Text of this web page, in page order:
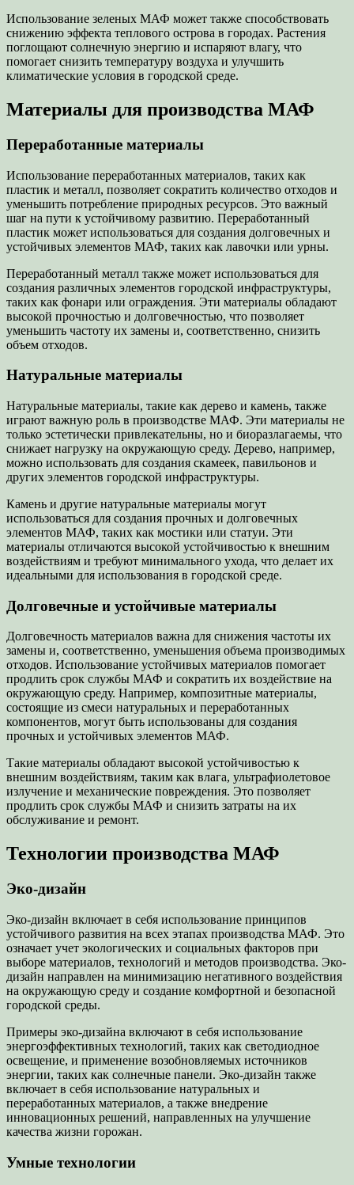
Использование зеленых МАФ может также способствовать
снижению эффекта теплового острова в городах. Растения
поглощают солнечную энергию и испаряют влагу, что
помогает снизить температуру воздуха и улучшить
климатические условия в городской среде.
Материалы для производства МАФ
Переработанные материалы
Использование переработанных материалов, таких как
пластик и металл, позволяет сократить количество отходов и
уменьшить потребление природных ресурсов. Это важный
шаг на пути к устойчивому развитию. Переработанный
пластик может использоваться для создания долговечных и
устойчивых элементов МАФ, таких как лавочки или урны.
Переработанный металл также может использоваться для
создания различных элементов городской инфраструктуры,
таких как фонари или ограждения. Эти материалы обладают
высокой прочностью и долговечностью, что позволяет
уменьшить частоту их замены и, соответственно, снизить
объем отходов.
Натуральные материалы
Натуральные материалы, такие как дерево и камень, также
играют важную роль в производстве МАФ. Эти материалы не
только эстетически привлекательны, но и биоразлагаемы, что
снижает нагрузку на окружающую среду. Дерево, например,
можно использовать для создания скамеек, павильонов и
других элементов городской инфраструктуры.
Камень и другие натуральные материалы могут
использоваться для создания прочных и долговечных
элементов МАФ, таких как мостики или статуи. Эти
материалы отличаются высокой устойчивостью к внешним
воздействиям и требуют минимального ухода, что делает их
идеальными для использования в городской среде.
Долговечные и устойчивые материалы
Долговечность материалов важна для снижения частоты их
замены и, соответственно, уменьшения объема производимых
отходов. Использование устойчивых материалов помогает
продлить срок службы МАФ и сократить их воздействие на
окружающую среду. Например, композитные материалы,
состоящие из смеси натуральных и переработанных
компонентов, могут быть использованы для создания
прочных и устойчивых элементов МАФ.
Такие материалы обладают высокой устойчивостью к
внешним воздействиям, таким как влага, ультрафиолетовое
излучение и механические повреждения. Это позволяет
продлить срок службы МАФ и снизить затраты на их
обслуживание и ремонт.
Технологии производства МАФ
Эко-дизайн
Эко-дизайн включает в себя использование принципов
устойчивого развития на всех этапах производства МАФ. Это
означает учет экологических и социальных факторов при
выборе материалов, технологий и методов производства. Эко-
дизайн направлен на минимизацию негативного воздействия
на окружающую среду и создание комфортной и безопасной
городской среды.
Примеры эко-дизайна включают в себя использование
энергоэффективных технологий, таких как светодиодное
освещение, и применение возобновляемых источников
энергии, таких как солнечные панели. Эко-дизайн также
включает в себя использование натуральных и
переработанных материалов, а также внедрение
инновационных решений, направленных на улучшение
качества жизни горожан.
Умные технологии